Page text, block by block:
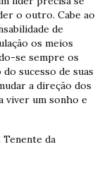
o outro. Cabe ao
de
os meios
se sempre os
sucesso de suas
a direção dos
viver um sonho e
Tenente da